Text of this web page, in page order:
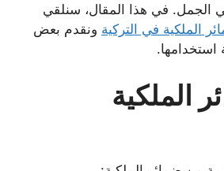
الجمل. في هذا المقال، سنلقي
الملكية في التركية ونقدم بعض
استخدامها.
الملكية